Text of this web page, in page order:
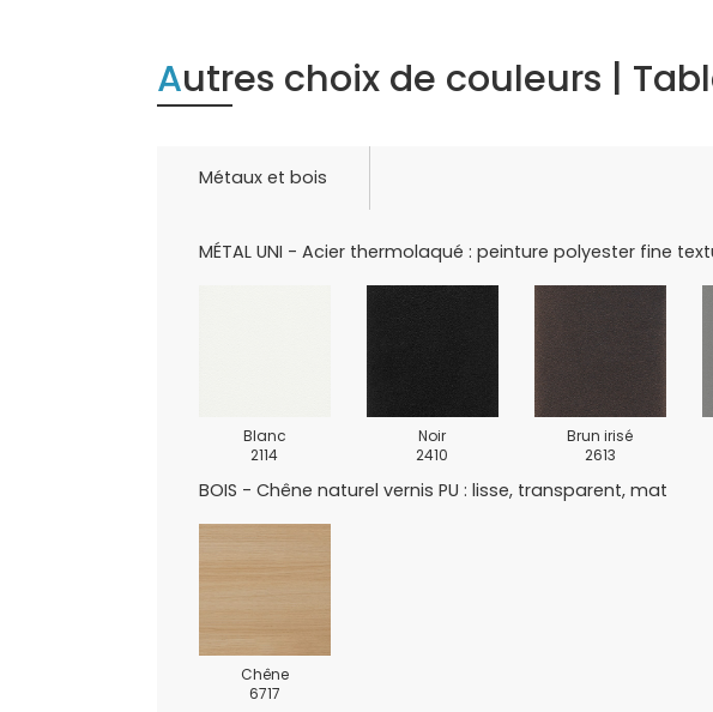
Autres choix de couleurs |
Métaux et bois
MÉTAL UNI - Acier thermolaqué : peinture polyester fine
Blanc
2114
Noir
2410
Brun irisé
2613
BOIS - Chêne naturel vernis PU : lisse, transparent, mat
Chêne
6717